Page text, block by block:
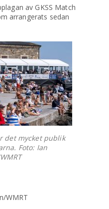
av GKSS Match
arrangerats sedan
det mycket publik
Foto: Ian
WMRT